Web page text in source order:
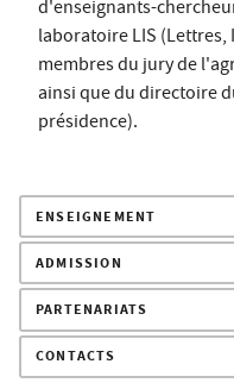
d'enseignants-
laboratoire LIS (Lettres,
membres du jury de
ainsi que du directoire
présidence).
ENSEIGNEMENT
ADMISSION
PARTENARIATS
CONTACTS